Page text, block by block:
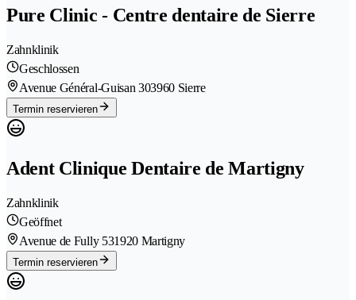
Pure Clinic - Centre dentaire de Sierre
Zahnklinik
Geschlossen
Avenue Général-Guisan 303960 Sierre
Termin reservieren
Adent Clinique Dentaire de Martigny
Zahnklinik
Geöffnet
Avenue de Fully 531920 Martigny
Termin reservieren